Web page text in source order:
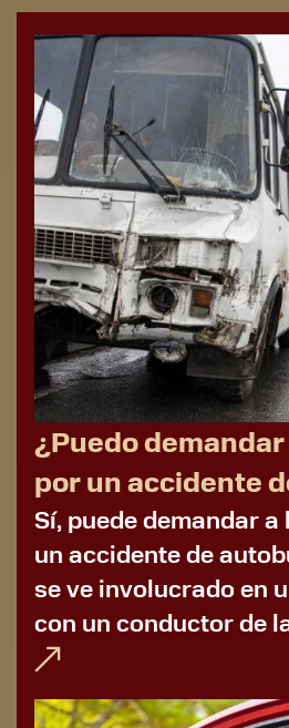
¿Puedo
por un accidente
Sí, puede demandar
un accidente de
se ve involucrado en
con un conductor de
actuaba dentro del
empleo. La mayoría